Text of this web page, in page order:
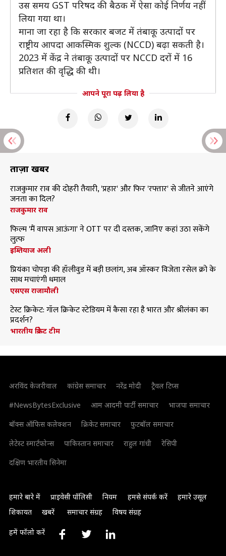
उस समय GST परिषद की बैठक में ऐसा कोई निर्णय नहीं
लिया गया था।
माना जा रहा है कि सरकार बजट में तंबाकू उत्पादों पर
राष्ट्रीय आपदा आकस्मिक शुल्क (NCCD) बढ़ा सकती है।
2023 में केंद्र ने तंबाकू उत्पादों पर NCCD दरों में 16
प्रतिशत की वृद्धि की थी।
आपने पूरा पढ़ लिया है
ताज़ा खबरें
राजकुमार राव की दोहरी तैयारी, 'प्रहार' और फिर 'रफ्तार' से जीतने आएंगे
जनता का दिल?
राजकुमार राव
फिल्म 'मैं वापस आऊंगा' ने OTT पर दी दस्तक, जानिए कहां उठा सकेंगे
लुत्फ
इम्तियाज अली
प्रियंका चोपड़ा की हॉलीवुड में बड़ी छलांग, अब ऑस्कर विजेता रसेल क्रो के
साथ मचाएंगी धमाल
एसएस राजामौली
टेस्ट क्रिकेट: गॉल क्रिकेट स्टेडियम में कैसा रहा है भारत और श्रीलंका का
प्रदर्शन?
भारतीय क्रिकेट टीम
अरविंद केजरीवाल कांग्रेस समाचार नरेंद्र मोदी
ट्रैवल टिप्स
#NewsBytesExclusive
आम आदमी पार्टी समाचार
भाजपा समाचार
बॉक्स ऑफिस कलेक्शन
क्रिकेट समाचार
फुटबॉल समाचार
लेटेस्ट स्मार्टफोन्स
पाकिस्तान समाचार राहुल गांधी
रेसिपी
दक्षिण भारतीय सिनेमा
हमारे बारे में प्राइवेसी पॉलिसी नियम हमसे संपर्क करें
हमारे उसूल
शिकायत
खबरें समाचार संग्रह विषय संग्रह
हमें फॉलो करें